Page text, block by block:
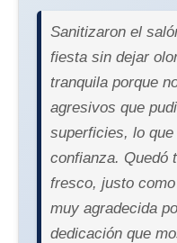
Sanitizaron el
fiesta sin dejar
tranquila porque
agresivos que
superficies, lo
confianza. Quedó
fresco, justo
muy agradecida
dedicación que